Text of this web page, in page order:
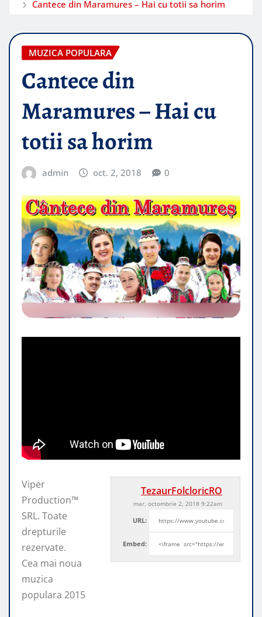
Cantece din Maramures – Hai cu totii sa horim
MUZICA POPULARA
Cantece din
Maramures – Hai cu
totii sa horim
admin oct. 2, 2018 0
TezaurFolcloricRO
mar, octombrie 2, 2018 9:22am
URL:
Embed:
Viper
Production™
SRL. Toate
drepturile
rezervate.
Cea mai noua
muzica
populara 2015